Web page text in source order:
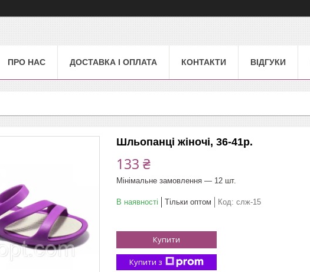
ПРО НАС ДОСТАВКА І ОПЛАТА КОНТАКТИ ВІДГУКИ
Шльопанці жіночі, 36-41р.
133 ₴
Мінімальне замовлення — 12 шт.
В наявності Тільки оптом Код: слж-15
Купити
Купити з